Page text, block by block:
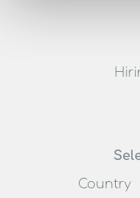
Country